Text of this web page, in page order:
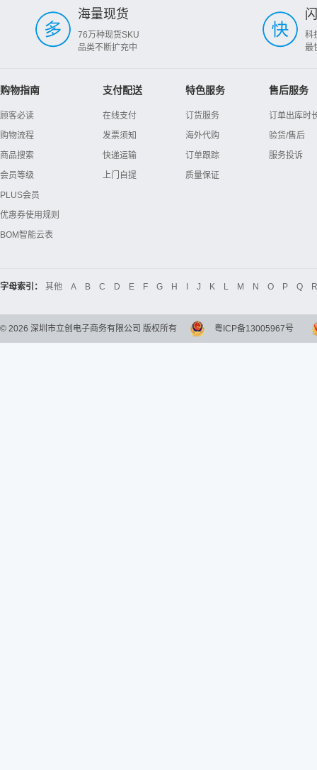
海量现货
76万种现货SKU
品类不断扩充中
科
最
购物指南
顾客必读
购物流程
商品搜索
会员等级
PLUS会员
优惠券使用规则
BOM智能云表
支付配送
在线支付
发票须知
快递运输
上门自提
特色服务
订货服务
海外代购
订单跟踪
质量保证
售后服务
订单出库时
验货/售后
服务投诉
字母索引： 其他 A B C D E F G H I J K L M N O P Q R
© 2026 深圳市立创电子商务有限公司 版权所有 粤ICP备13005967号